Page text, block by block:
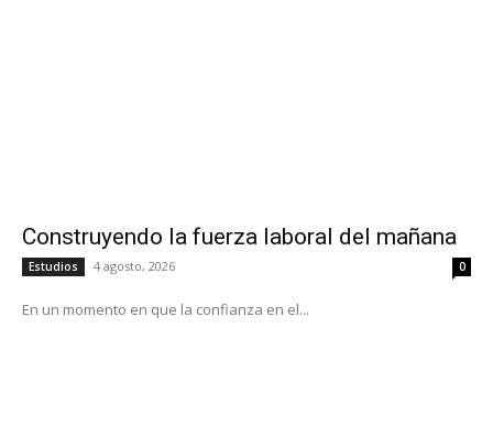
Construyendo la fuerza laboral del mañana
Estudios 4 agosto, 2026 0
En un momento en que la confianza en el...